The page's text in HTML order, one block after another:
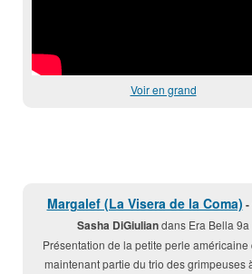
Voir en grand
Margalef (La Visera de la Coma) -
Sasha DiGiuliandans Era Bella 9a
Présentation de la petite perle américaine
maintenant partie du trio des grimpeuses